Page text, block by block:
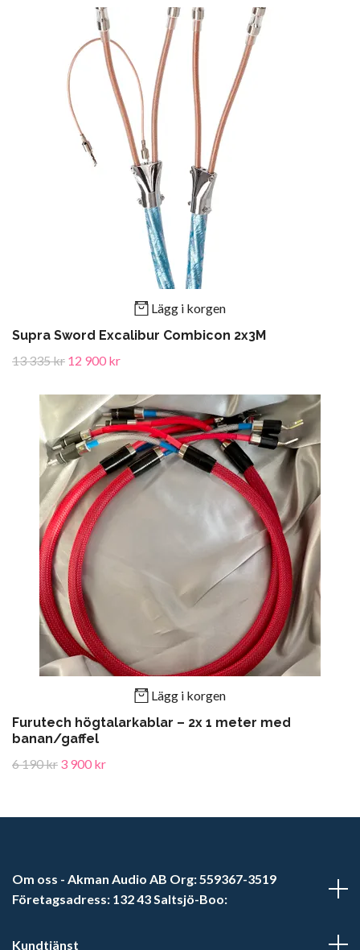
Lägg i korgen
Supra Sword Excalibur Combicon 2x3M
13 335 kr 12 900 kr
Lägg i korgen
Furutech högtalarkablar – 2x 1 meter med
banan/gaffel
6 190 kr 3 900 kr
Om oss - Akman Audio AB Org: 559367-3519
Företagsadress: 132 43 Saltsjö-Boo:
Kundtjänst